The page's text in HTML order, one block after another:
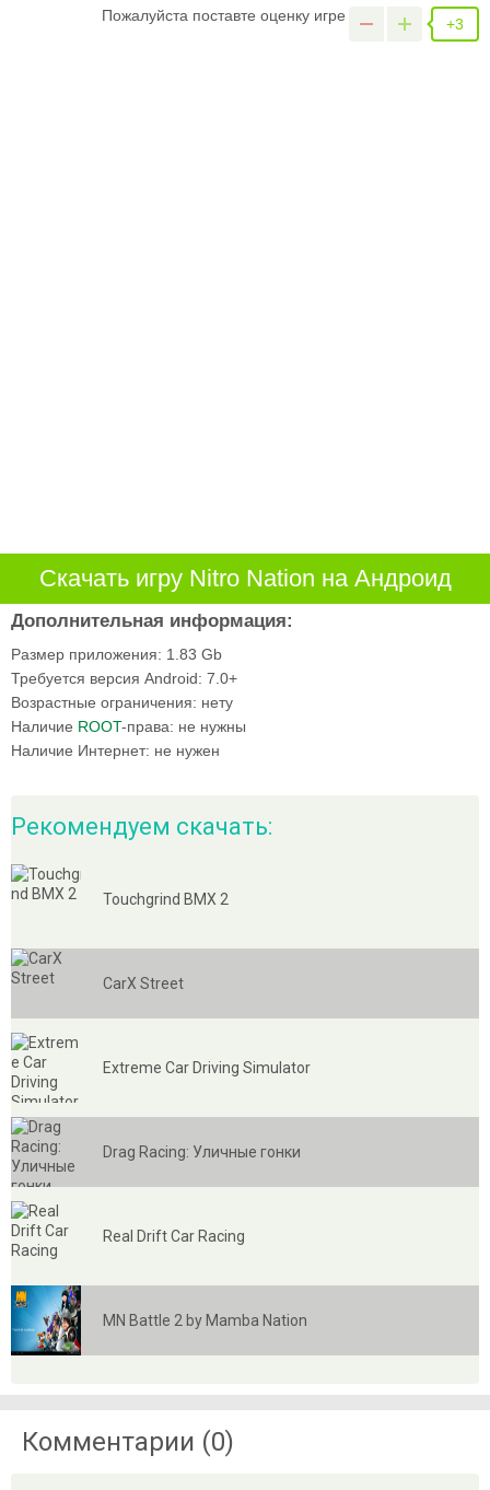
Пожалуйста поставте оценку игре +3
Скачать игру Nitro Nation на Андроид
Дополнительная информация:
Размер приложения: 1.83 Gb
Требуется версия Android: 7.0+
Возрастные ограничения: нету
Наличие ROOT-права: не нужны
Наличие Интернет: не нужен
Рекомендуем скачать:
Touchgrind BMX 2
CarX Street
Extreme Car Driving Simulator
Drag Racing: Уличные гонки
Real Drift Car Racing
MN Battle 2 by Mamba Nation
Комментарии (0)